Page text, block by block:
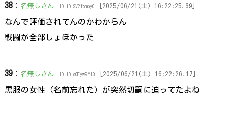
38 ： 名無しさん ID:ID:SV2fompy0 [2025/06/21(土) 16:22:25.39]
なんで評価されてんのかわからん
戦闘が全部しょぼかった
39 ： 名無しさん ID:ID:oOEyw9Y+0 [2025/06/21(土) 16:22:26.17]
黒服の女性（名前忘れた）が突然切嗣に迫ってたよね